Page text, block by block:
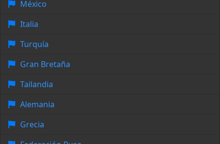
México
Italia
Turquía
Gran Bretaña
Tailandia
Alemania
Grecia